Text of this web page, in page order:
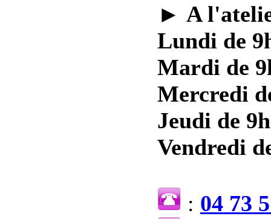
► A
Lundi de
Mardi de
Mercredi
Jeudi de
Vendredi
: 04 73